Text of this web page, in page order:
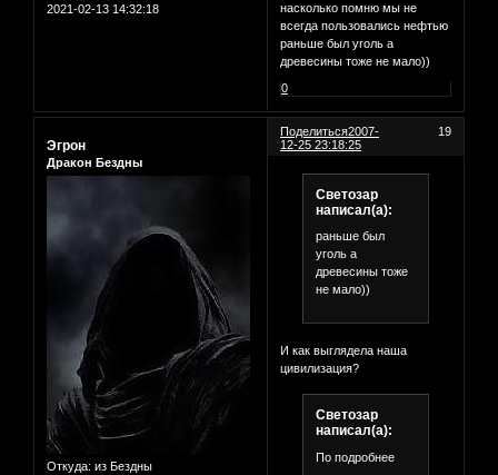
2021-02-13 14:32:18
насколько помню мы не
всегда пользовались нефтью
раньше был уголь а
древесины тоже не мало))
0
Поделиться 19
2007-
12-25 23:18:25
Эгрон
Дракон Бездны
Откуда: из Бездны
Светозар
написал(а):
раньше был
уголь а
древесины тоже
не мало))
И как выглядела наша
цивилизация?
Светозар
написал(а):
По подробнее